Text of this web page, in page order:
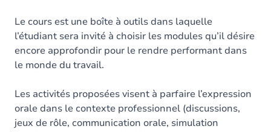
Le cours est une boîte à outils dans laquelle
l’étudiant sera invité à choisir les modules qu’il désire
encore approfondir pour le rendre performant dans
le monde du travail.
Les activités proposées visent à parfaire l’expression
orale dans le contexte professionnel (discussions,
jeux de rôle, communication orale, simulation